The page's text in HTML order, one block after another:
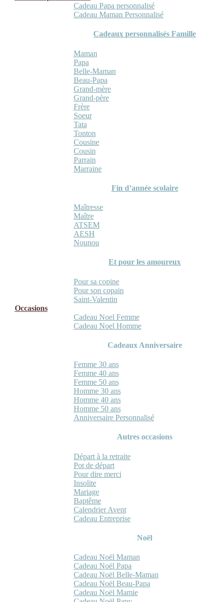
Cadeau Papa personnalisé
Cadeau Maman Personnalisé
Cadeaux personnalisés Famille
Maman
Papa
Belle-Maman
Beau-Papa
Grand-mère
Grand-père
Frère
Soeur
Tata
Tonton
Cousine
Cousin
Parrain
Marraine
Fin d’année scolaire
Maîtresse
Maître
ATSEM
AESH
Nounou
Et pour les amoureux
Pour sa copine
Pour son copain
Saint-Valentin
Occasions
Cadeau Noel Femme
Cadeau Noel Homme
Cadeaux Anniversaire
Femme 30 ans
Femme 40 ans
Femme 50 ans
Homme 30 ans
Homme 40 ans
Homme 50 ans
Anniversaire Personnalisé
Autres occasions
Départ à la retraite
Pot de départ
Pour dire merci
Insolite
Mariage
Baptême
Calendrier Avent
Cadeau Entreprise
Noël
Cadeau Noël Maman
Cadeau Noël Papa
Cadeau Noël Belle-Maman
Cadeau Noël Beau-Papa
Cadeau Noël Mamie